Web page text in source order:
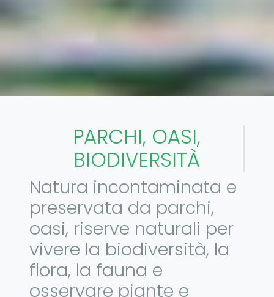
PARCHI, OASI,
BIODIVERSITÀ
Natura incontaminata e
preservata da parchi,
oasi, riserve naturali per
vivere la biodiversità, la
flora, la fauna e
osservare piante e